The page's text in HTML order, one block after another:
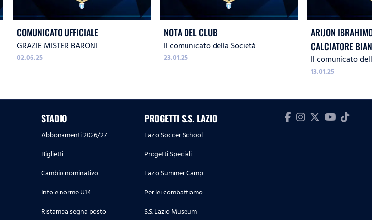
COMUNICATO UFFICIALE
GRAZIE MISTER BARONI
02.06.25
NOTA DEL CLUB
Il comunicato della Società
23.01.25
ARIJON
CALCIATORE
Il comunicato
13.01.25
STADIO
Abbonamenti 2026/27
Biglietti
Cambio nominativo
Info e norme U14
Ristampa segna posto
PROGETTI S.S. LAZIO
Lazio Soccer School
Progetti Speciali
Lazio Summer Camp
Per lei combattiamo
S.S. Lazio Museum